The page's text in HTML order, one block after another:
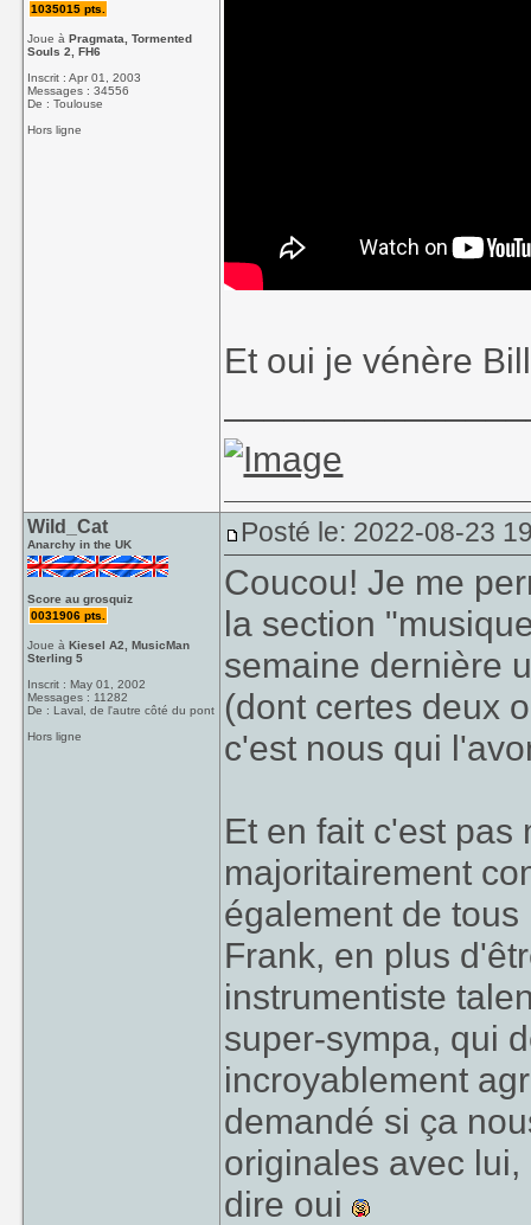
Yeah !
1035015 pts.
Joue àPragmata, Tormented
Souls 2, FH6
Inscrit : Apr 01, 2003
Messages : 34556
De : Toulouse
Hors ligne
Et oui je vénère
Wild_Cat
Anarchy in the UK
Score au grosquiz
0031906 pts.
Joue àKiesel A2, MusicMan
Sterling 5
Inscrit : May 01, 2002
Messages : 11282
De : Laval, de l'autre côté du pont
Hors ligne
Posté le: 2022-08-23
Coucou! Je me
la section
semaine dernière
(dont certes deux
c'est nous qui
Et en fait c'est pas
majoritairement
également de
Frank, en plus
instrumentiste
super-sympa, qui
incroyablement
demandé si ça
originales avec
dire oui